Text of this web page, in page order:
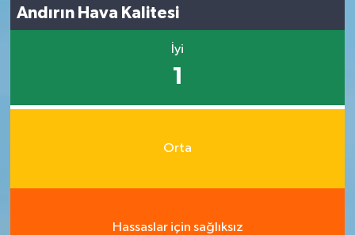
Andırın Hava Kalitesi
İyi
1
Orta
Hassaslar için sağlıksız